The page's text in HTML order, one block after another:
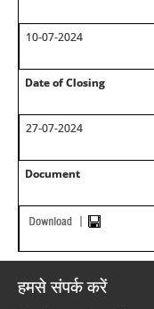
10-07-2024
Date of Closing
27-07-2024
Document
हमसे संपर्क करें